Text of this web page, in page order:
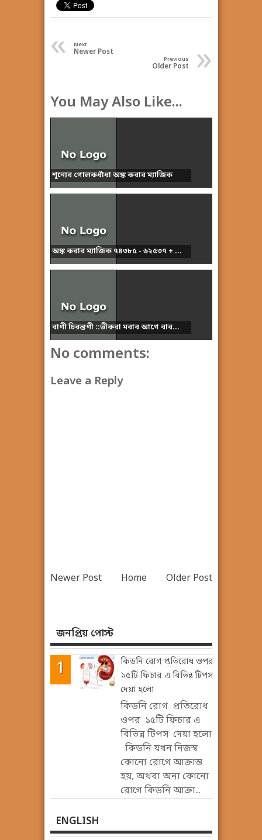
« Next
Newer Post »
Previous
Older Post
You May Also Like...
শূন্যের গোলকধাঁধা অঙ্ক করার ম্যাজিক
অঙ্ক করার ম্যাজিক ৭৪৩৮৫ - ৬২৫৩৭ + ...
বাণী চিরন্তণী ::ভীরুরা মরার আগে বার...
No comments:
Leave a Reply
Newer Post Older Post
Home
জনপ্রিয় পোস্ট
কিডনি রোগ প্রতিরোধ ওপর
১৫টি ফিচার এ বিভিন্ন টিপস
দেয়া হলো
কিডনি রোগ প্রতিরোধ
ওপর ১৫টি ফিচার এ
বিভিন্ন টিপস দেয়া হলো
কিডনি যখন নিজস্ব
কোনো রোগে আক্রান্ত
হয়, অথবা অন্য কোনো
রোগে কিডনি আক্রা...
ENGLISH